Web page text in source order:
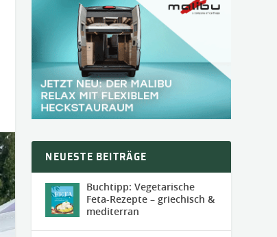
NEUESTE BEITRÄGE
Buchtipp: Vegetarische
Feta-Rezepte – griechisch &
mediterran